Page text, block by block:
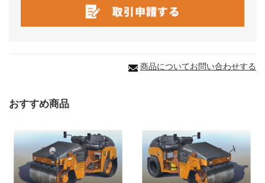
商品についてお問い合わせする
おすすめ商品